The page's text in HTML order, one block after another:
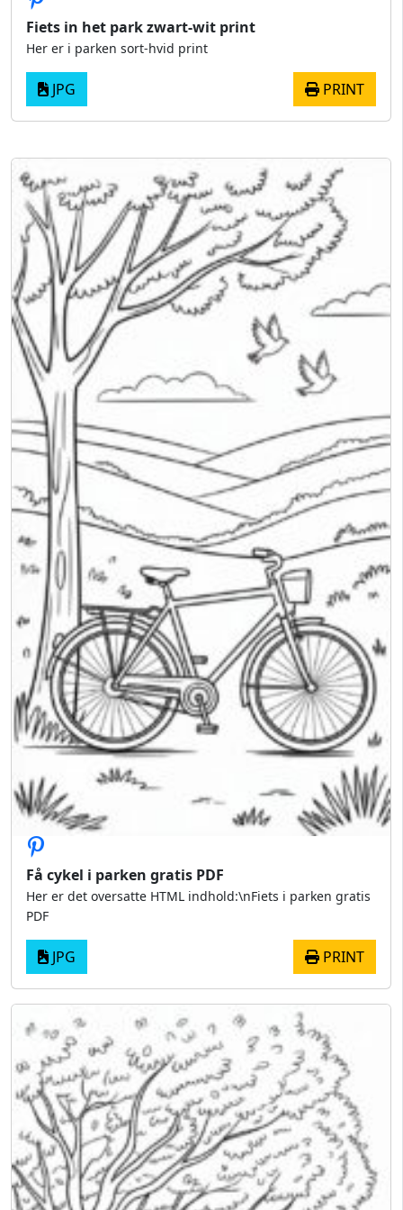
Fiets in het park zwart-wit print
Her er i parken sort-hvid print
JPG PRINT
Få cykel i parken gratis PDF
Her er det oversatte HTML indhold:\nFiets i parken gratis
PDF
JPG PRINT